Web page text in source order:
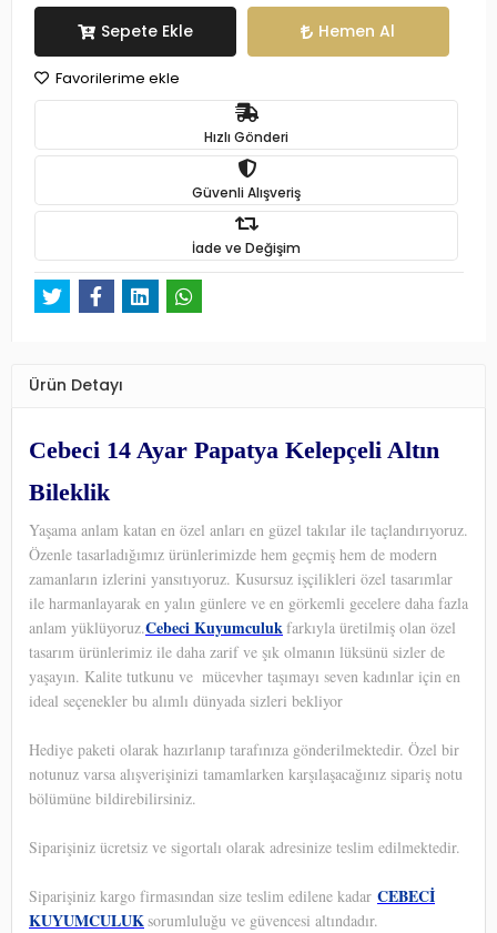
Sepete Ekle Hemen Al
Favorilerime ekle
Hızlı Gönderi
Güvenli Alışveriş
İade ve Değişim
Ürün Detayı
Cebeci 14 Ayar Papatya Kelepçeli Altın
Bileklik
Yaşama anlam katan en özel anları en güzel takılar ile taçlandırıyoruz.
Özenle tasarladığımız ürünlerimizde hem geçmiş hem de modern
zamanların izlerini yansıtıyoruz. Kusursuz işçilikleri özel tasarımlar
ile harmanlayarak en yalın günlere ve en görkemli gecelere daha fazla
anlam yüklüyoruz.Cebeci Kuyumculukfarkıyla üretilmiş olan özel
tasarım ürünlerimiz ile daha zarif ve şık olmanın lüksünü sizler de
yaşayın. Kalite tutkunu ve mücevher taşımayı seven kadınlar için en
ideal seçenekler bu alımlı dünyada sizleri bekliyor
Hediye paketi olarak hazırlanıp tarafınıza gönderilmektedir. Özel bir
notunuz varsa alışverişinizi tamamlarken karşılaşacağınız sipariş notu
bölümüne bildirebilirsiniz.
Siparişiniz ücretsiz ve sigortalı olarak adresinize teslim edilmektedir.
Siparişiniz kargo firmasından size teslim edilene kadar CEBECİ
KUYUMCULUKsorumluluğu ve güvencesi altındadır.